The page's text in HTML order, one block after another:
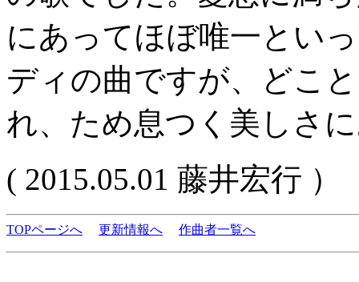
にあってほぼ唯一とい
ディの曲ですが、どこ
れ、ため息つく美しさ
( 2015.05.01 藤井宏行 ）
TOPページへ 更新情報へ 作曲者一覧へ